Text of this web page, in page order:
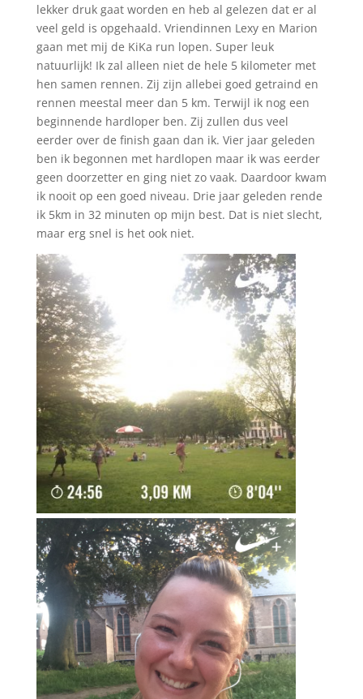
lekker druk gaat worden en heb al gelezen dat er al
veel geld is opgehaald. Vriendinnen Lexy en Marion
gaan met mij de KiKa run lopen. Super leuk
natuurlijk! Ik zal alleen niet de hele 5 kilometer met
hen samen rennen. Zij zijn allebei goed getraind en
rennen meestal meer dan 5 km. Terwijl ik nog een
beginnende hardloper ben. Zij zullen dus veel
eerder over de finish gaan dan ik. Vier jaar geleden
ben ik begonnen met hardlopen maar ik was eerder
geen doorzetter en ging niet zo vaak. Daardoor kwam
ik nooit op een goed niveau. Drie jaar geleden rende
ik 5km in 32 minuten op mijn best. Dat is niet slecht,
maar erg snel is het ook niet.